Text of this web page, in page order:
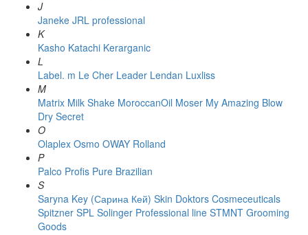
J
Janeke JRL professional
K
Kasho Katachi Kerarganic
L
Label. m Le Cher Leader Lendan Luxliss
M
Matrix Milk Shake MoroccanOil Moser My Amazing Blow
Dry Secret
O
Olaplex Osmo OWAY Rolland
P
Palco Profis Pure Brazilian
S
Saryna Key (Сарина Кей) Skin Doktors Cosmeceuticals
Spitzner SPL Solinger Professional line STMNT Grooming
Goods